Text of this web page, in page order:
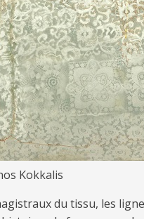
Kokkalis
du tissu, les